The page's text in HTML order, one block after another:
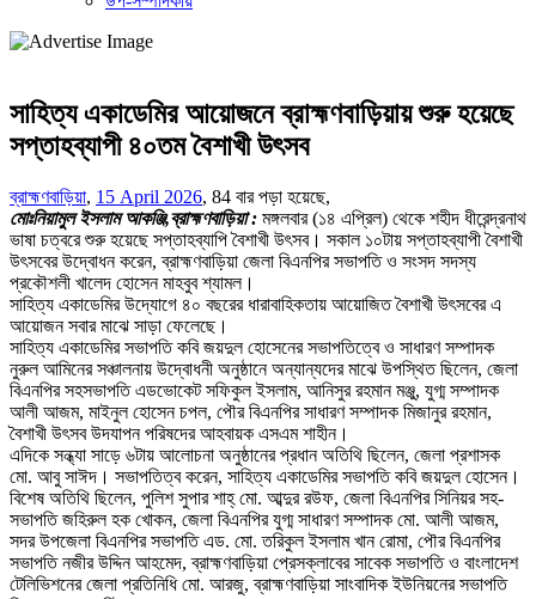
সাহিত্য একাডেমির আয়োজনে ব্রাহ্মণবাড়িয়ায় শুরু হয়েছে
সপ্তাহব্যাপী ৪০তম বৈশাখী উৎসব
ব্রাহ্মণবাড়িয়া, 15 April 2026, 84 বার পড়া হয়েছে,
মোঃনিয়ামুল ইসলাম আকঞ্জি,ব্রাহ্মণবাড়িয়া : মঙ্গলবার (১৪ এপ্রিল) থেকে শহীদ ধীরেন্দ্রনাথ
ভাষা চত্বরে শুরু হয়েছে সপ্তাহব্যাপি বৈশাখী উৎসব। সকাল ১০টায় সপ্তাহব্যাপী বৈশাখী
উৎসবের উদ্বোধন করেন, ব্রাহ্মণবাড়িয়া জেলা বিএনপির সভাপতি ও সংসদ সদস্য
প্রকৌশলী খালেদ হোসেন মাহবুব শ্যামল।
সাহিত্য একাডেমির উদ্যোগে ৪০ বছরের ধারাবাহিকতায় আয়োজিত বৈশাখী উৎসবের এ
আয়োজন সবার মাঝে সাড়া ফেলেছে।
সাহিত্য একাডেমির সভাপতি কবি জয়দুল হোসেনের সভাপতিত্বে ও সাধারণ সম্পাদক
নুরুল আমিনের সঞ্চালনায় উদ্বোধনী অনুষ্ঠানে অন্যান্যদের মাঝে উপস্থিত ছিলেন, জেলা
বিএনপির সহসভাপতি এডভোকেট সফিকুল ইসলাম, আনিসুর রহমান মঞ্জু, যুগ্ম সম্পাদক
আলী আজম, মাইনুল হোসেন চপল, পৌর বিএনপির সাধারণ সম্পাদক মিজানুর রহমান,
বৈশাখী উৎসব উদযাপন পরিষদের আহবায়ক এসএম শাহীন।
এদিকে সন্ধ্যা সাড়ে ৬টায় আলোচনা অনুষ্ঠানের প্রধান অতিথি ছিলেন, জেলা প্রশাসক
মো. আবু সাঈদ। সভাপতিত্ব করেন, সাহিত্য একাডেমির সভাপতি কবি জয়দুল হোসেন।
বিশেষ অতিথি ছিলেন, পুলিশ সুপার শাহ্ মো. আব্দুর রউফ, জেলা বিএনপির সিনিয়র সহ-
সভাপতি জহিরুল হক খোকন, জেলা বিএনপির যুগ্ম সাধারণ সম্পাদক মো. আলী আজম,
সদর উপজেলা বিএনপির সভাপতি এড. মো. তরিকুল ইসলাম খান রোমা, পৌর বিএনপির
সভাপতি নজীর উদ্দিন আহমেদ, ব্রাহ্মণবাড়িয়া প্রেসক্লাবের সাবেক সভাপতি ও বাংলাদেশ
টেলিভিশনের জেলা প্রতিনিধি মো. আরজু, ব্রাহ্মণবাড়িয়া সাংবাদিক ইউনিয়নের সভাপতি